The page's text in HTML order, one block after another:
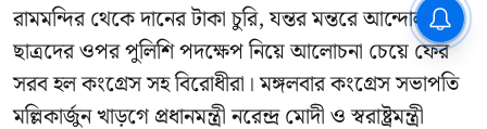
রামমন্দির থেকে দানের টাকা চুরি, যন্তর মন্তরে আন্দোলনরত
ছাত্রদের ওপর পুলিশি পদক্ষেপ নিয়ে আলোচনা চেয়ে ফের
সরব হল কংগ্রেস সহ বিরোধীরা। মঙ্গলবার কংগ্রেস সভাপতি
মল্লিকার্জুন খাড়গে প্রধানমন্ত্রী নরেন্দ্র মোদী ও স্বরাষ্ট্রমন্ত্রী